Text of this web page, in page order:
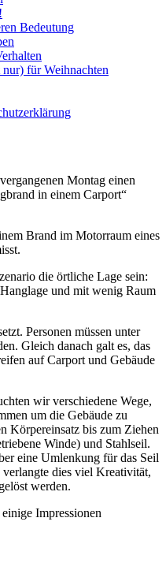
Bedeutung
für Weihnachten
Montag einen
in einem Carport“
Brand im Motorraum eines
die örtliche Lage sein:
und mit wenig Raum
Personen müssen unter
Gleich danach galt es, das
auf Carport und Gebäude
wir verschiedene Wege,
um die Gebäude zu
Körpereinsatz bis zum Ziehen
Winde) und Stahlseil.
eine Umlenkung für das Seil
dies viel Kreativität,
werden.
Impressionen